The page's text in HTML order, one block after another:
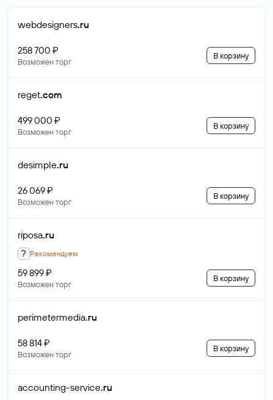
webdesigners.ru
258 700 ₽
Возможен торг
В корзину
reget.com
499 000 ₽
Возможен торг
В корзину
desimple.ru
26 069 ₽
Возможен торг
В корзину
riposa.ru
? Рекомендуем
59 899 ₽
Возможен торг
В корзину
perimetermedia.ru
58 814 ₽
Возможен торг
В корзину
accounting-service.ru